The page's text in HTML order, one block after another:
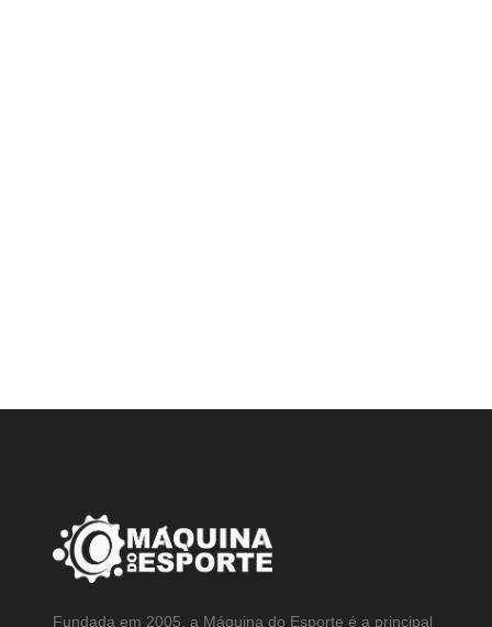
Fundada em 2005, a Máquina do Esporte é a principal